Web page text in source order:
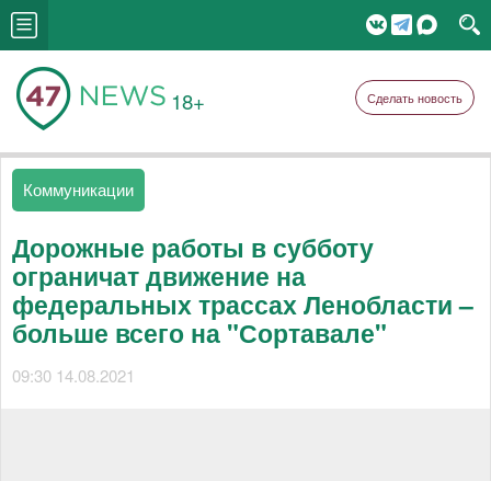
18+ Сделать новость
Коммуникации
Дорожные работы в субботу
ограничат движение на
федеральных трассах Ленобласти –
больше всего на "Сортавале"
09:30 14.08.2021